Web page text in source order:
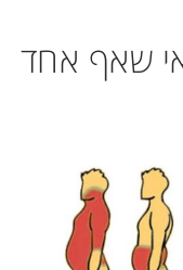
שאף אחד